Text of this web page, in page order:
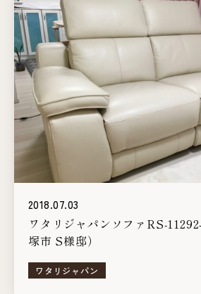
2018.07.03
ワタリジャパンソファRS-
塚市 S様邸）
ワタリジャパン